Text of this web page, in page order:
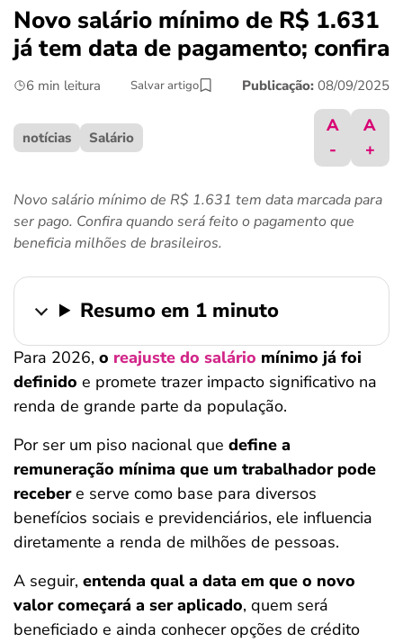
crédito fácil
últimas notícias
ferramentas
Novo salário mínimo de R$ 1.631
já tem data de pagamento; confira
6 min leitura Salvar artigo Publicação: 08/09/2025
notícias Salário
A
-
A
+
Novo salário mínimo de R$ 1.631 tem data marcada para
ser pago. Confira quando será feito o pagamento que
beneficia milhões de brasileiros.
Resumo em 1 minuto
Para 2026, o reajuste do salário mínimo já foi
definido e promete trazer impacto significativo na
renda de grande parte da população.
Por ser um piso nacional que define a
remuneração mínima que um trabalhador pode
recebere serve como base para diversos
benefícios sociais e previdenciários, ele influencia
diretamente a renda de milhões de pessoas.
A seguir, entenda qual a data em que o novo
valor começará a ser aplicado, quem será
beneficiado e ainda conhecer opções de crédito